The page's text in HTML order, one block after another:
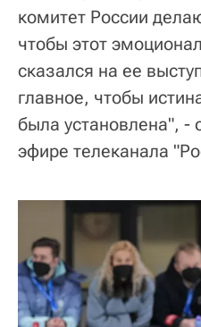
комитет России
чтобы этот
сказался на ее
главное, чтобы
была установлена", -
эфире телеканала